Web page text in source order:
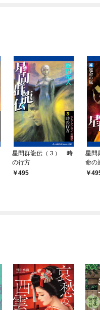
星間群龍伝（３） 時
の行方
495
星間
命の